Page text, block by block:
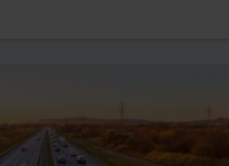
mapie darmowych autostrad, którędy